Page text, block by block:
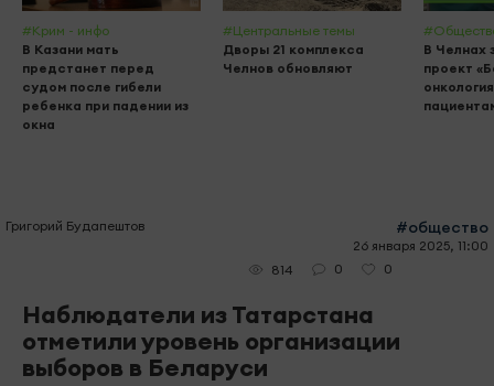
#Крим - инфо
В Казани мать
предстанет перед
судом после гибели
ребенка при падении из
окна
#Центральные темы
Дворы 21 комплекса
Челнов обновляют
В Челнах
проект
Григорий Будапештов #общество
26 января 2025, 11:00
814
0 0
Наблюдатели из Татарстана
отметили уровень организации
выборов в Беларуси